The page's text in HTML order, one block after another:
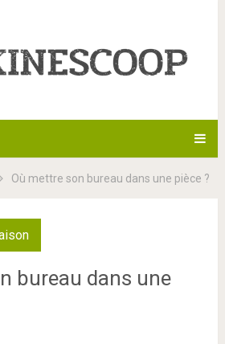
Où mettre son bureau dans une pièce ?
bureau dans une